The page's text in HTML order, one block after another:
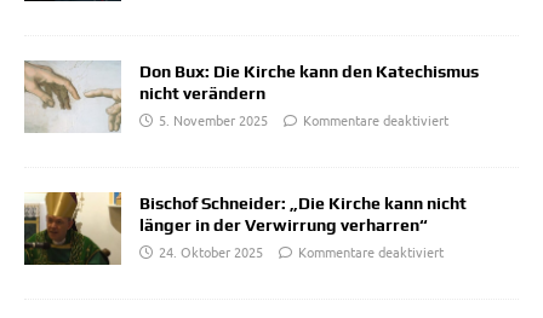
Don Bux: Die Kirche kann den Katechismus
nicht verändern
5. November 2025
Kommentare deaktiviert
Bischof Schneider: „Die Kirche kann nicht
länger in der Verwirrung verharren“
24. Oktober 2025
Kommentare deaktiviert